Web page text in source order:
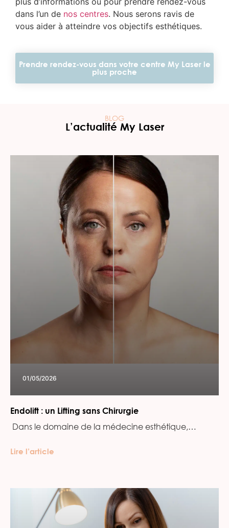
dans l’un de nos centres. Nous serons ravis de
vous aider à atteindre vos objectifs esthétiques.
Prendre rendez-vous dans votre centre My Laser le
plus proche
BLOG
L’actualité My Laser
01/05/2026
Endolift : un Lifting sans Chirurgie
‍ Dans le domaine de la médecine esthétique,…
Lire l’article